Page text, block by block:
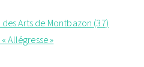
Arts de Montbazon (37)
Allégresse »